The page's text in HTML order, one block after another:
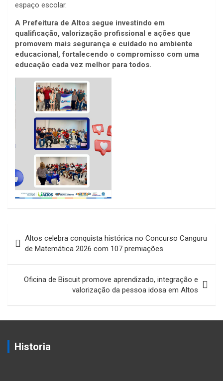
espaço escolar.
A Prefeitura de Altos segue investindo em
qualificação, valorização profissional e ações que
promovem mais segurança e cuidado no ambiente
educacional, fortalecendo o compromisso com uma
educação cada vez melhor para todos.
de
Post
Altos celebra conquista histórica no Concurso Canguru
de Matemática 2026 com 107 premiações
Oficina de Biscuit promove aprendizado, integração e
valorização da pessoa idosa em Altos
Historia